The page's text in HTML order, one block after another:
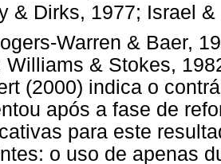
& Dirks, 1977; Israel &
Warren & Baer,
Williams & Stokes,
(2000) indica o
após a fase de
para este
o uso de apenas